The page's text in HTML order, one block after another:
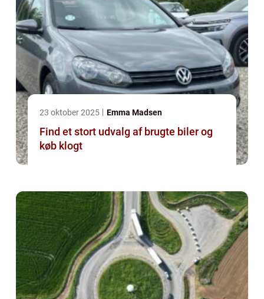
23 oktober 2025 Emma Madsen
Find et stort udvalg af brugte biler og
køb klogt